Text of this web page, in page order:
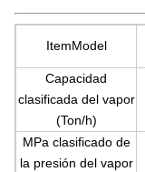
ItemModel
Capacidad
clasificada del vapor
(Ton/h)
MPa clasificado de
la presión del vapor